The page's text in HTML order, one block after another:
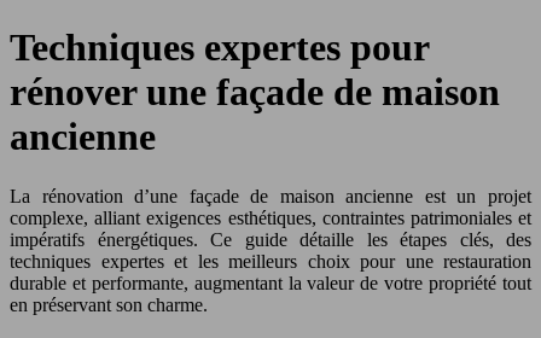
Techniques expertes pour
rénover une façade de maison
ancienne
La rénovation d’une façade de maison ancienne est un projet
complexe, alliant exigences esthétiques, contraintes patrimoniales et
impératifs énergétiques. Ce guide détaille les étapes clés, des
techniques expertes et les meilleurs choix pour une restauration
durable et performante, augmentant la valeur de votre propriété tout
en préservant son charme.